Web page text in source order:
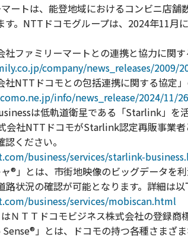
ートは、能登地域におけるコンビニ店
す。NTTドコモグループは、2024年11月
社ファミリーマートとの連携と協力に関
company/news_releases/2009/
社NTTドコモとの包括連携に関する協定
info/news_release/2024/11/
は低軌道衛星である「Starlink」を
会社NTTドコモがStarlink認定再販事業者
ください。
business/services/starlink-
®」とは、市街地映像のビッグデータを
路状況の確認が可能となります。詳細は以
business/services/mobiscan.html
ＮＴＴドコモビジネス株式会社の登録商
」とは、ドコモの持つ各種さまざ